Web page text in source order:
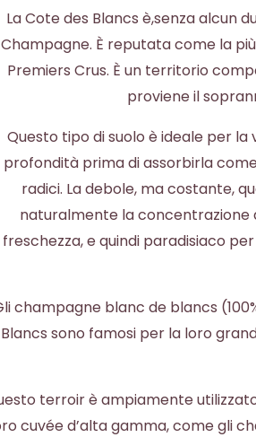
La Cote des Blancs è,senza alcun
Champagne. È reputata come la
Premiers Crus. È un territorio
proviene il
Questo tipo di suolo è ideale per
profondità prima di assorbirla
radici. La debole, ma costante,
naturalmente la concentrazione
freschezza, e quindi paradisiaco
champagne blanc de blancs
Blancs sono famosi per la loro
terroir è ampiamente
cuvée d’alta gamma, come gli